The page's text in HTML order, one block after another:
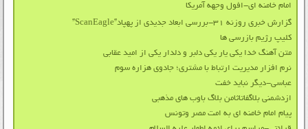
امام خامنه ای-افول وجهه آمریکا
گزارش خبری روزنه ۳۱-بررسی ابعاد جدیدی از پهپاد”ScanEagle”
کلیپ رژیم بازرسی‌ ها
متن آهنگ خدا یکی یار یکی دلبر و دلدار یکی از امید عقابی
نرم افزار مدیریت ارتباط با مشتری؛ جادوی هزاره سوم
عباسی-دیگر نباید خفت
ازدشمنی بلاگفاتاثامن بلاگ باوب های مذهبی
پیام امام خامنه ای به امت مصر وتونس